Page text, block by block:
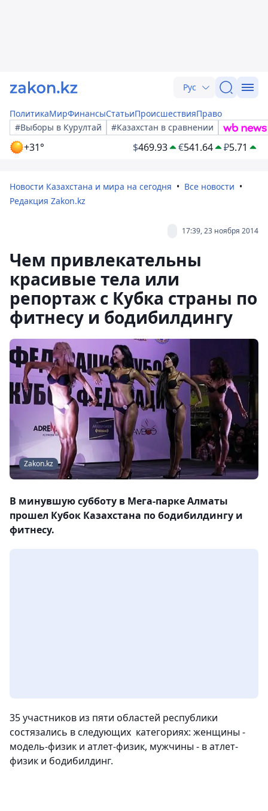
Рус
ПолитикаМирФинансыСтатьиПроисшествияПраво
#Выборы в Курултай
#Казахстан в сравнении
+31° $469.93 €541.64 ₽5.71
Новости Казахстана и мира на сегодня
Все новости
Редакция Zakon.kz
17:39, 23 ноября 2014
Чем привлекательны
красивые тела или
репортаж с Кубка страны по
фитнесу и бодибилдингу
Zakon.kz
В минувшую субботу в Мега-парке Алматы
прошел Кубок Казахстана по бодибилдингу и
фитнесу.
35 участников из пяти областей республики
состязались в следующих категориях: женщины -
модель-физик и атлет-физик, мужчины - в атлет-
физик и бодибилдинг.